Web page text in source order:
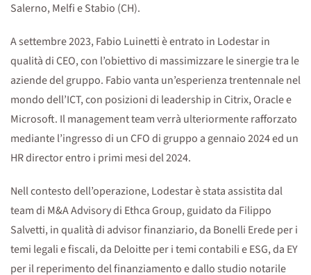
Salerno, Melfi e Stabio (CH).
A settembre 2023, Fabio Luinetti è entrato in Lodestar in
qualità di CEO, con l’obiettivo di massimizzare le sinergie tra le
aziende del gruppo. Fabio vanta un’esperienza trentennale nel
mondo dell’ICT, con posizioni di leadership in Citrix, Oracle e
Microsoft. Il management team verrà ulteriormente rafforzato
mediante l’ingresso di un CFO di gruppo a gennaio 2024 ed un
HR director entro i primi mesi del 2024.
Nell contesto dell’operazione, Lodestar è stata assistita dal
team di M&A Advisory di Ethca Group, guidato da Filippo
Salvetti, in qualità di advisor finanziario, da Bonelli Erede per i
temi legali e fiscali, da Deloitte per i temi contabili e ESG, da EY
per il reperimento del finanziamento e dallo studio notarile